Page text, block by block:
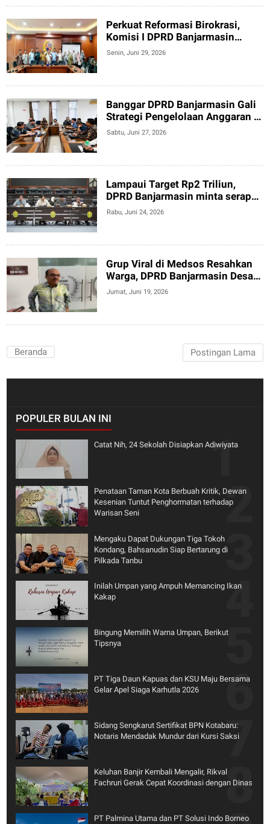
Perkuat Reformasi Birokrasi,
Komisi I DPRD Banjarmasin
Kunjungi DPRD Kota Bogor
Senin, Juni 29, 2026
Banggar DPRD Banjarmasin Gali
Strategi Pengelolaan Anggaran di
Yogyakarta
Sabtu, Juni 27, 2026
Lampaui Target Rp2 Triliun,
DPRD Banjarmasin minta serapan
Anggaran Lebih Maksimal
Rabu, Juni 24, 2026
Grup Viral di Medsos Resahkan
Warga, DPRD Banjarmasin Desak
Penelusuran Admin
Jumat, Juni 19, 2026
Postingan Lama
Beranda
POPULER BULAN INI
Catat Nih, 24 Sekolah Disiapkan Adiwiyata
Penataan Taman Kota Berbuah Kritik, Dewan
Kesenian Tuntut Penghormatan terhadap
Warisan Seni
Mengaku Dapat Dukungan Tiga Tokoh
Kondang, Bahsanudin Siap Bertarung di
Pilkada Tanbu
Inilah Umpan yang Ampuh Memancing Ikan
Kakap
Bingung Memilih Warna Umpan, Berikut
Tipsnya
PT Tiga Daun Kapuas dan KSU Maju Bersama
Gelar Apel Siaga Karhutla 2026
Sidang Sengkarut Sertifikat BPN Kotabaru:
Notaris Mendadak Mundur dari Kursi Saksi
Keluhan Banjir Kembali Mengalir, Rikval
Fachruri Gerak Cepat Koordinasi dengan Dinas
PT Palmina Utama dan PT Solusi Indo Borneo